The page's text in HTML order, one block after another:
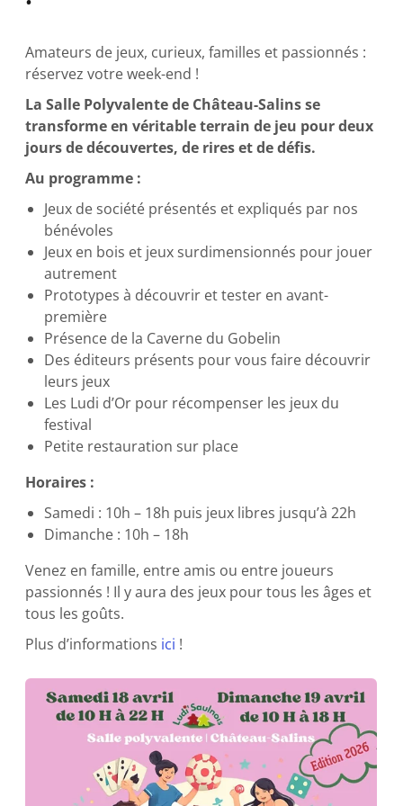
Amateurs de jeux, curieux, familles et passionnés :
réservez votre week-end !
La Salle Polyvalente de Château-Salins se
transforme en véritable terrain de jeu pour deux
jours de découvertes, de rires et de défis.
Au programme :
Jeux de société présentés et expliqués par nos
bénévoles
Jeux en bois et jeux surdimensionnés pour jouer
autrement
Prototypes à découvrir et tester en avant-
première
Présence de la Caverne du Gobelin
Des éditeurs présents pour vous faire découvrir
leurs jeux
Les Ludi d’Or pour récompenser les jeux du
festival
Petite restauration sur place
Horaires :
Samedi : 10h – 18h puis jeux libres jusqu’à 22h
Dimanche : 10h – 18h
Venez en famille, entre amis ou entre joueurs
passionnés ! Il y aura des jeux pour tous les âges et
tous les goûts.
Plus d’informations ici !